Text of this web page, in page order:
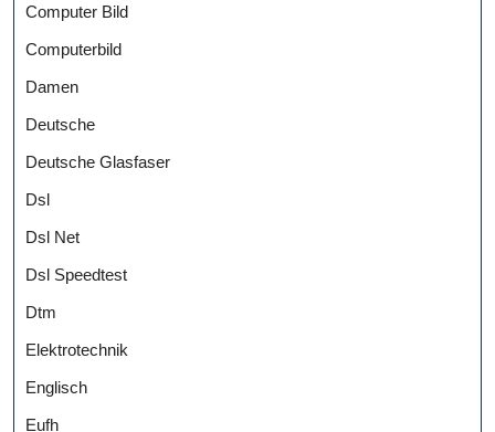
Computer Bild
Computerbild
Damen
Deutsche
Deutsche Glasfaser
Dsl
Dsl Net
Dsl Speedtest
Dtm
Elektrotechnik
Englisch
Eufh